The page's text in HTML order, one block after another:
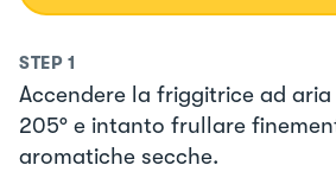
STEP 1
Accendere la friggitrice ad
205° e intanto frullare
aromatiche secche.